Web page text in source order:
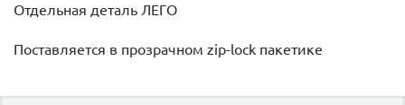
Отдельная деталь ЛЕГО
Поставляется в прозрачном zip-lock пакетике